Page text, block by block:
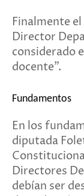
Finalmente
Director
considerado
docente".
Fundamentos
En los
diputada
Directores
debían ser